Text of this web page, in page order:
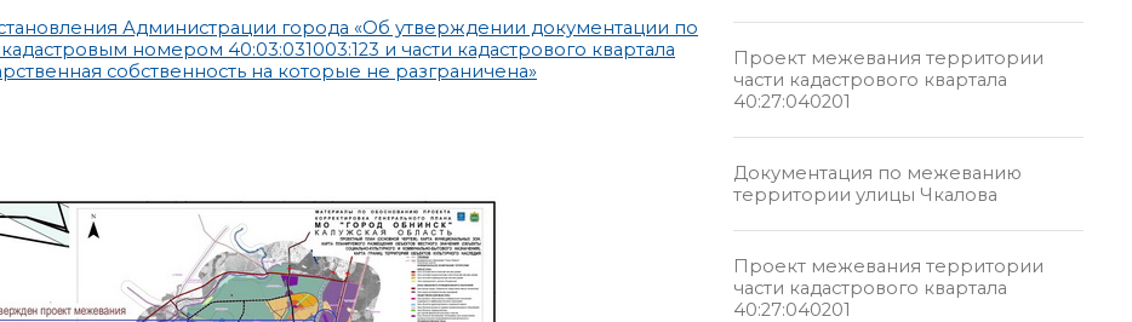
Администрации города «Об утверждении документации по
номером 40:03:031003:123 и части кадастрового квартала
собственность на которые не разграничена»
Проект межевания территории
части кадастрового квартала
40:27:040201
Документация по межеванию
территории улицы Чкалова
Проект межевания территории
части кадастрового квартала
40:27:040201